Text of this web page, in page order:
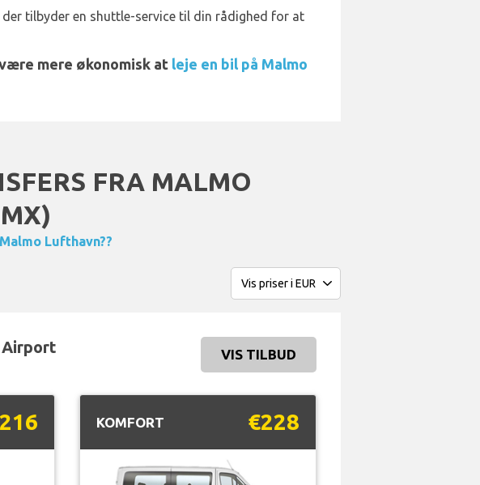
tilbyder en shuttle-service til din rådighed for at
mere økonomisk at leje en bil på Malmo
FRA MALMO
Lufthavn??
VIS TILBUD
KOMFORT €228